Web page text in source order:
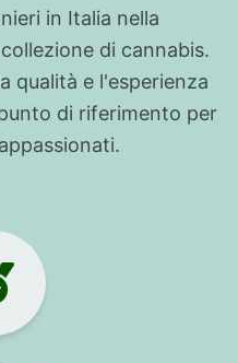
in Italia nella
di cannabis.
qualità e l'esperienza
di riferimento per